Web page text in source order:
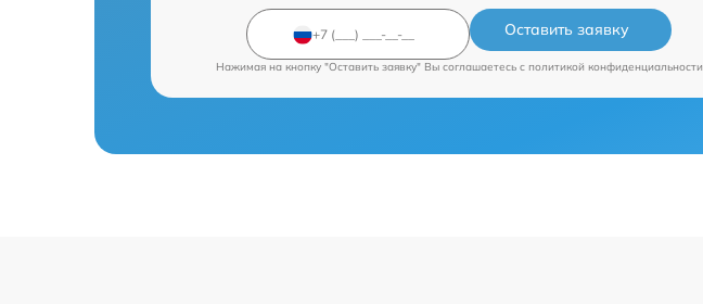
Оставить заявку
Нажимая на кнопку "Оставить заявку" Вы соглашаетесь c политикой конфиденциальности